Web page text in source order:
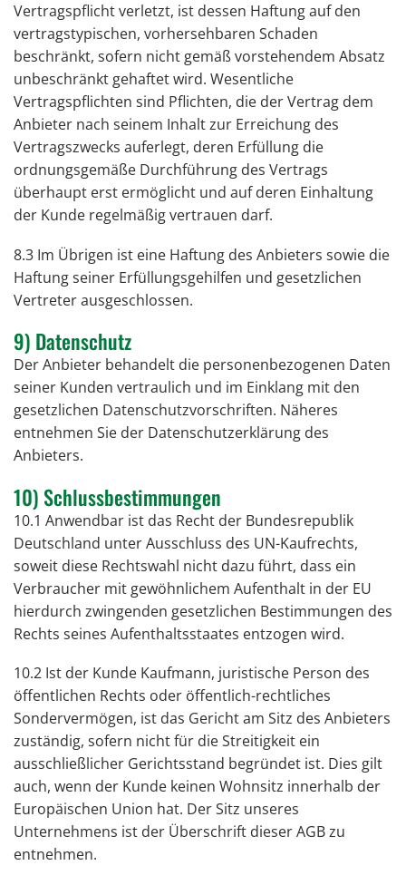
Vertragspflicht verletzt, ist dessen Haftung auf den
vertragstypischen, vorhersehbaren Schaden
beschränkt, sofern nicht gemäß vorstehendem Absatz
unbeschränkt gehaftet wird. Wesentliche
Vertragspflichten sind Pflichten, die der Vertrag dem
Anbieter nach seinem Inhalt zur Erreichung des
Vertragszwecks auferlegt, deren Erfüllung die
ordnungsgemäße Durchführung des Vertrags
überhaupt erst ermöglicht und auf deren Einhaltung
der Kunde regelmäßig vertrauen darf.
8.3 Im Übrigen ist eine Haftung des Anbieters sowie die
Haftung seiner Erfüllungsgehilfen und gesetzlichen
Vertreter ausgeschlossen.
9) Datenschutz
Der Anbieter behandelt die personenbezogenen Daten
seiner Kunden vertraulich und im Einklang mit den
gesetzlichen Datenschutzvorschriften. Näheres
entnehmen Sie der Datenschutzerklärung des
Anbieters.
10) Schlussbestimmungen
10.1 Anwendbar ist das Recht der Bundesrepublik
Deutschland unter Ausschluss des UN-Kaufrechts,
soweit diese Rechtswahl nicht dazu führt, dass ein
Verbraucher mit gewöhnlichem Aufenthalt in der EU
hierdurch zwingenden gesetzlichen Bestimmungen des
Rechts seines Aufenthaltsstaates entzogen wird.
10.2 Ist der Kunde Kaufmann, juristische Person des
öffentlichen Rechts oder öffentlich-rechtliches
Sondervermögen, ist das Gericht am Sitz des Anbieters
zuständig, sofern nicht für die Streitigkeit ein
ausschließlicher Gerichtsstand begründet ist. Dies gilt
auch, wenn der Kunde keinen Wohnsitz innerhalb der
Europäischen Union hat. Der Sitz unseres
Unternehmens ist der Überschrift dieser AGB zu
entnehmen.